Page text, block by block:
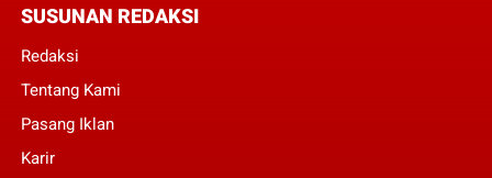
SUSUNAN REDAKSI
Redaksi
Tentang Kami
Pasang Iklan
Karir